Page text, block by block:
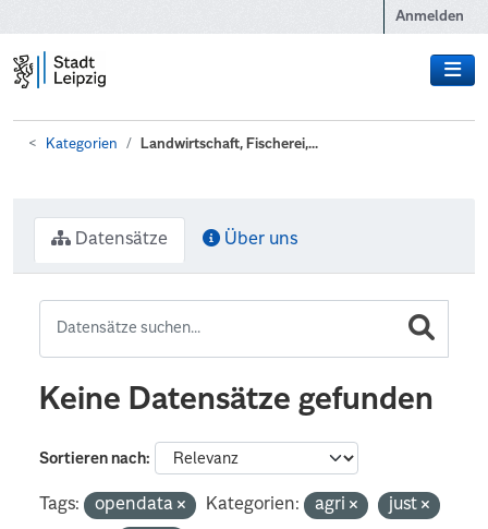
Anmelden
Kategorien Landwirtschaft, Fischerei,...
Datensätze Über uns
Keine Datensätze gefunden
Sortieren nach
Tags: opendata Kategorien: agri
just